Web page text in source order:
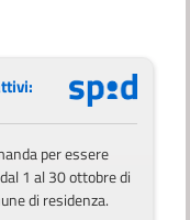
per essere
1 al 30 ottobre di
di residenza.